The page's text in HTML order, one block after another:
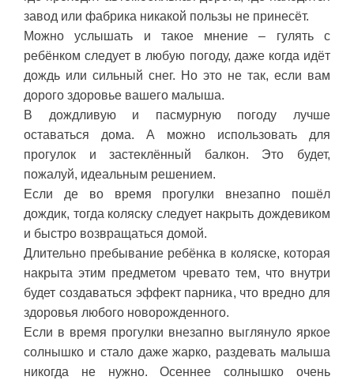
завод или фабрика никакой пользы не принесёт.
Можно услышать и такое мнение – гулять с
ребёнком следует в любую погоду, даже когда идёт
дождь или сильный снег. Но это не так, если вам
дорого здоровье вашего малыша.
В дождливую и пасмурную погоду лучше
оставаться дома. А можно использовать для
прогулок и застеклённый балкон. Это будет,
пожалуй, идеальным решением.
Если де во время прогулки внезапно пошёл
дождик, тогда коляску следует накрыть дождевиком
и быстро возвращаться домой.
Длительно пребывание ребёнка в коляске, которая
накрыта этим предметом чревато тем, что внутри
будет создаваться эффект парника, что вредно для
здоровья любого новорожденного.
Если в время прогулки внезапно выглянуло яркое
солнышко и стало даже жарко, раздевать малыша
никогда не нужно. Осеннее солнышко очень